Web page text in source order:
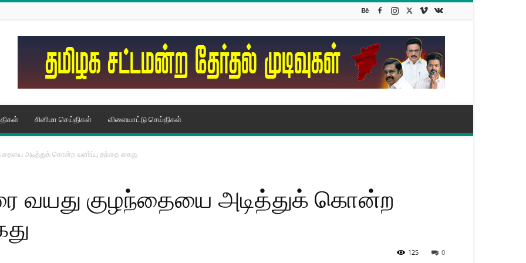
சினிமா செய்திகள் விளையாட்டு செய்திகள்
அடித்துக் கொன்ற வளர்ப்பு தந்தை கைது
வயது குழந்தையை அடித்துக் கொன்ற
0
125